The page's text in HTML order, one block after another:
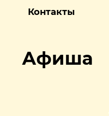
Контакты
Афиша